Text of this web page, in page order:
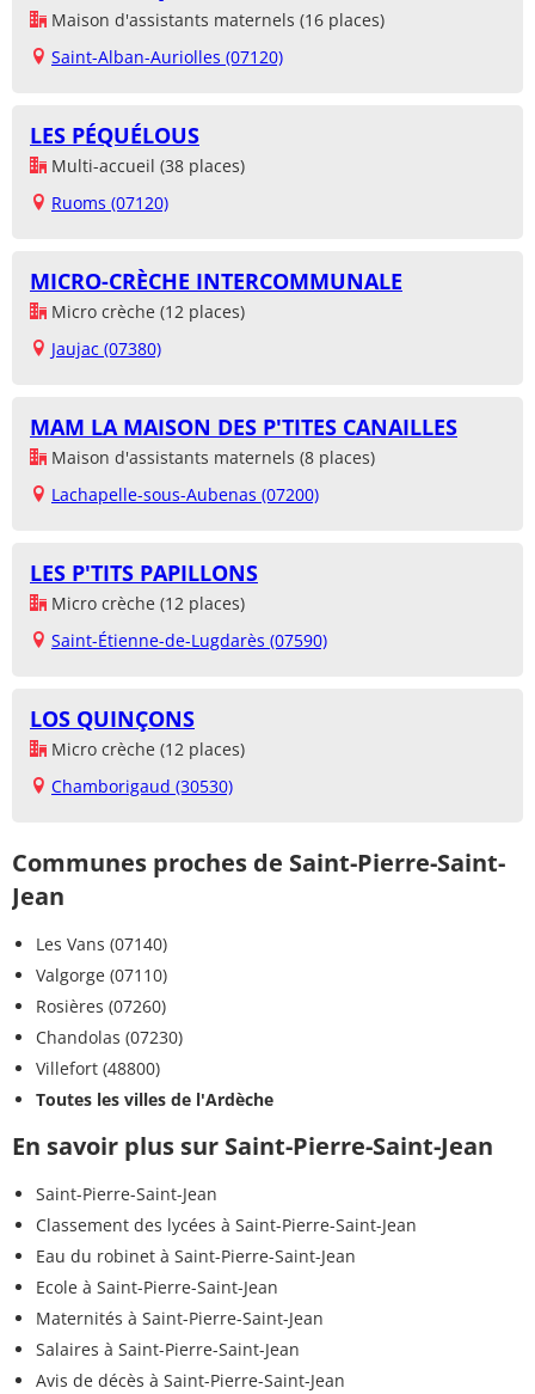
Maison d'assistants maternels (16 places)
Saint-Alban-Auriolles (07120)
LES PÉQUÉLOUS
Multi-accueil (38 places)
Ruoms (07120)
MICRO-CRÈCHE INTERCOMMUNALE
Micro crèche (12 places)
Jaujac (07380)
MAM LA MAISON DES P'TITES CANAILLES
Maison d'assistants maternels (8 places)
Lachapelle-sous-Aubenas (07200)
LES P'TITS PAPILLONS
Micro crèche (12 places)
Saint-Étienne-de-Lugdarès (07590)
LOS QUINÇONS
Micro crèche (12 places)
Chamborigaud (30530)
Communes proches de Saint-Pierre-Saint-
Jean
Les Vans (07140)
Valgorge (07110)
Rosières (07260)
Chandolas (07230)
Villefort (48800)
Toutes les villes de l'Ardèche
En savoir plus sur Saint-Pierre-Saint-Jean
Saint-Pierre-Saint-Jean
Classement des lycées à Saint-Pierre-Saint-Jean
Eau du robinet à Saint-Pierre-Saint-Jean
Ecole à Saint-Pierre-Saint-Jean
Maternités à Saint-Pierre-Saint-Jean
Salaires à Saint-Pierre-Saint-Jean
Avis de décès à Saint-Pierre-Saint-Jean